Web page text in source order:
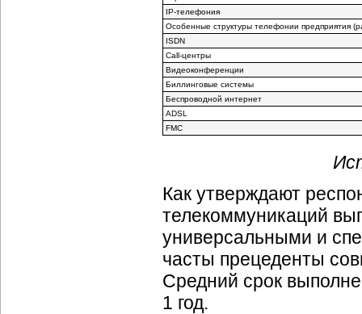
IP-телефония
Особенные структуры телефонии предприятия (
ISDN
Call-центры
Видеоконференции
Биллинговые системы
Беспроводной интернет
ADSL
FMC
Как утверждают
телекоммуникаций
универсальными и
часты прецеденты
Средний срок
1 год.